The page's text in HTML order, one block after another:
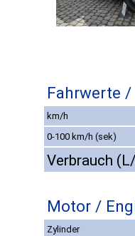
Fahrwerte
km/h
0-100 km/h (sek)
Verbrauch
Motor /
Zylinder